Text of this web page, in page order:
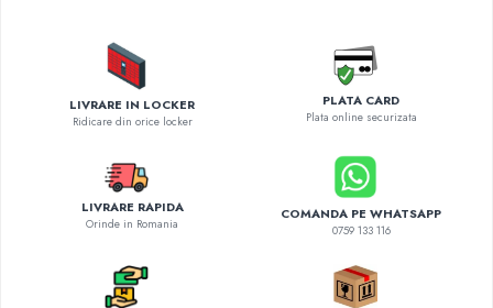
LIVRARE IN LOCKER
Ridicare din orice locker
PLATA CARD
Plata online securizata
LIVRARE RAPIDA
Orinde in Romania
COMANDA PE WHATSAPP
0759 133 116